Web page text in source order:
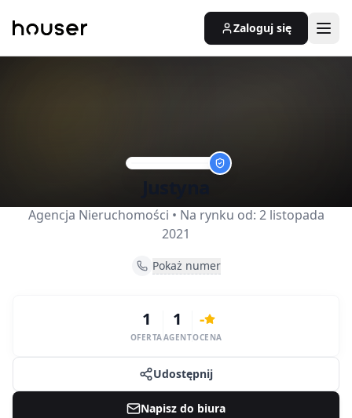
Zaloguj się
Agencja Nieruchomości • Na rynku od: 2 listopada
2021
Pokaż numer
1
OFERTA
1
AGENT
-
OCENA
Udostępnij
Napisz do biura